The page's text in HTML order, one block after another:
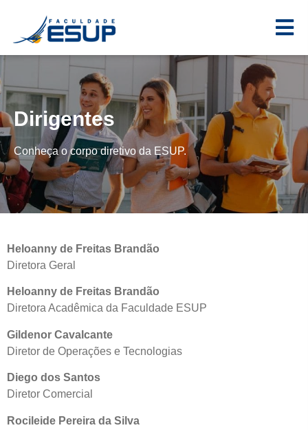
Dirigentes
Conheça o corpo diretivo da ESUP.
Heloanny de Freitas Brandão
Diretora Geral
Heloanny de Freitas Brandão
Diretora Acadêmica da Faculdade ESUP
Gildenor Cavalcante
Diretor de Operações e Tecnologias
Diego dos Santos
Diretor Comercial
Rocileide Pereira da Silva